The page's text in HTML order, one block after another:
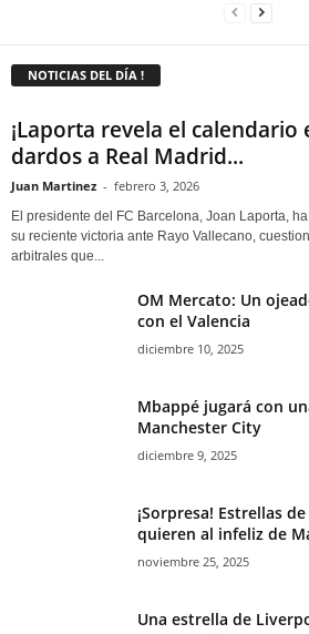
NOTICIAS DEL DÍA !
¡Laporta revela el calendario
dardos a Real Madrid...
Juan Martinez - febrero 3, 2026
El presidente del FC Barcelona, Joan Laporta,
su reciente victoria ante Rayo Vallecano,
arbitrales que...
OM Mercato: Un
con el Valencia
diciembre 10, 2025
Mbappé jugará con
Manchester City
diciembre 9, 2025
¡Sorpresa! Estrellas
quieren al infeliz de
noviembre 25, 2025
Una estrella de